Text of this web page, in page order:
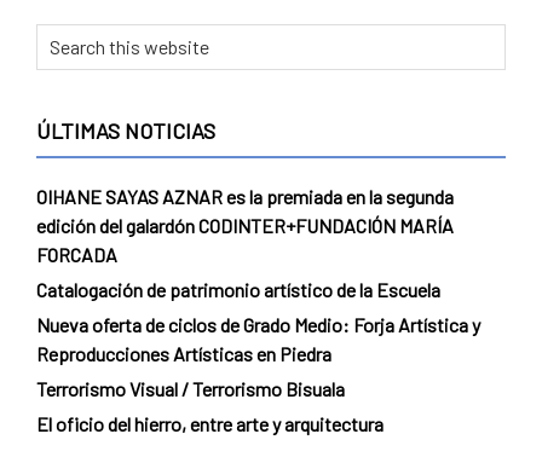
Primary
Sidebar
Search
this
ÚLTIMAS NOTICIAS
OIHANE SAYAS AZNAR es la premiada en la segunda
edición del galardón CODINTER+FUNDACIÓN MARÍA
FORCADA
Catalogación de patrimonio artístico de la Escuela
Nueva oferta de ciclos de Grado Medio: Forja Artística y
Reproducciones Artísticas en Piedra
Terrorismo Visual / Terrorismo Bisuala
El oficio del hierro, entre arte y arquitectura